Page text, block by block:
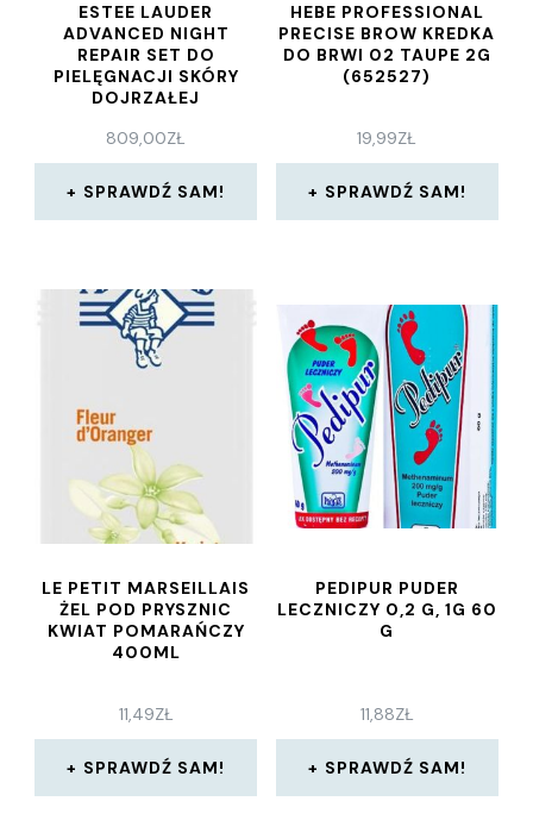
ESTEE LAUDER
ADVANCED NIGHT
REPAIR SET DO
PIELĘGNACJI SKÓRY
DOJRZAŁEJ
809,00ZŁ
SPRAWDŹ SAM!
HEBE PROFESSIONAL
PRECISE BROW KREDKA
DO BRWI 02 TAUPE 2G
(652527)
19,99ZŁ
SPRAWDŹ SAM!
LE PETIT MARSEILLAIS
ŻEL POD PRYSZNIC
KWIAT POMARAŃCZY
400ML
11,49ZŁ
SPRAWDŹ SAM!
PEDIPUR PUDER
LECZNICZY 0,2 G, 1G 60
G
11,88ZŁ
SPRAWDŹ SAM!